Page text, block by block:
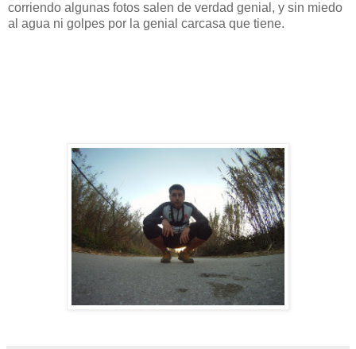
corriendo algunas fotos salen de verdad genial, y sin miedo
al agua ni golpes por la genial carcasa que tiene.